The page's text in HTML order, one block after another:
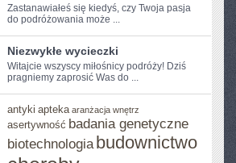
Zastanawiałeś się kiedyś, czy Twoja⁢ pasja⁤
do podróżowania ‌może ...
Niezwykłe wycieczki
Witajcie wszyscy miłośnicy podróży! Dziś​
pragniemy zaprosić Was do ...
antyki apteka aranżacja wnętrz
asertywność badania genetyczne
biotechnologia budownictwo